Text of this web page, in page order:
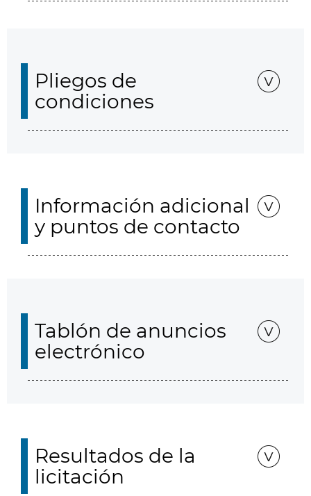
Pliegos de
condiciones
Información adicional
y puntos de contacto
Tablón de anuncios
electrónico
Resultados de la
licitación